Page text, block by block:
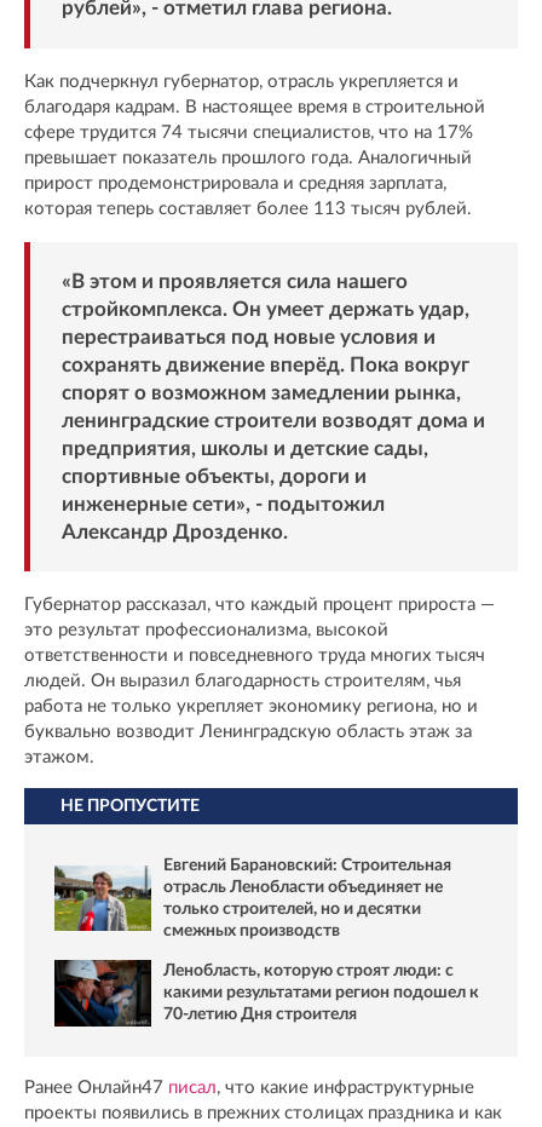
рублей», - отметил глава региона.
Как подчеркнул губернатор, отрасль укрепляется и
благодаря кадрам. В настоящее время в строительной
сфере трудится 74 тысячи специалистов, что на 17%
превышает показатель прошлого года. Аналогичный
прирост продемонстрировала и средняя зарплата,
которая теперь составляет более 113 тысяч рублей.
«В этом и проявляется сила нашего
стройкомплекса. Он умеет держать удар,
перестраиваться под новые условия и
сохранять движение вперёд. Пока вокруг
спорят о возможном замедлении рынка,
ленинградские строители возводят дома и
предприятия, школы и детские сады,
спортивные объекты, дороги и
инженерные сети», - подытожил
Александр Дрозденко.
Губернатор рассказал, что каждый процент прироста —
это результат профессионализма, высокой
ответственности и повседневного труда многих тысяч
людей. Он выразил благодарность строителям, чья
работа не только укрепляет экономику региона, но и
буквально возводит Ленинградскую область этаж за
этажом.
НЕ ПРОПУСТИТЕ
Евгений Барановский: Строительная
отрасль Ленобласти объединяет не
только строителей, но и десятки
смежных производств
Ленобласть, которую строят люди: с
какими результатами регион подошел к
70-летию Дня строителя
Ранее Онлайн47 писал, что какие инфраструктурные
проекты появились в прежних столицах праздника и как